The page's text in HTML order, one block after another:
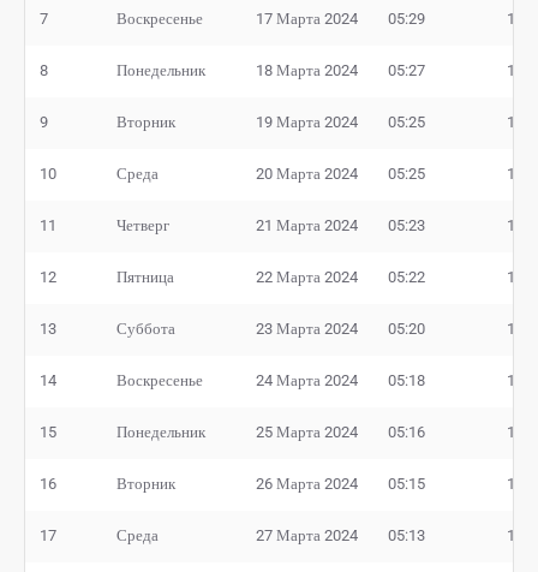
7 Воскресенье 17 Марта 2024 05:29
8 Понедельник 18 Марта 2024 05:27
9 Вторник 19 Марта 2024 05:25
10 Среда 20 Марта 2024 05:25
11 Четверг 21 Марта 2024 05:23
12 Пятница 22 Марта 2024 05:22
13 Суббота 23 Марта 2024 05:20
14 Воскресенье 24 Марта 2024 05:18
15 Понедельник 25 Марта 2024 05:16
16 Вторник 26 Марта 2024 05:15
17 Среда 27 Марта 2024 05:13